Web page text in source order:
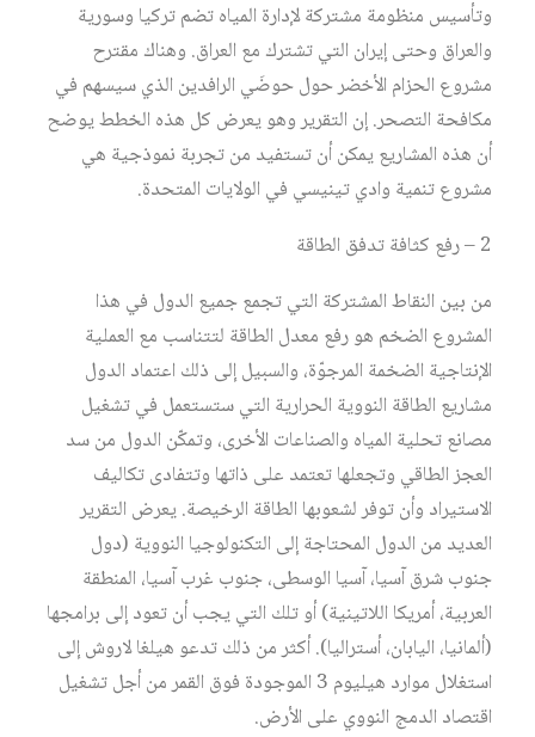
وتأسيس منظومة مشتركة لإدارة المياه تضم تركيا وسورية
والعراق وحتى إيران التي تشترك مع العراق. وهناك مقترح
مشروع الحزام الأخضر حول حوضَي الرافدين الذي سيسهم في
مكافحة التصحر. إن التقرير وهو يعرض كل هذه الخطط يوضح
أن هذه المشاريع يمكن أن تستفيد من تجربة نموذجية هي
مشروع تنمية وادي تينيسي في الولايات المتحدة.
2 – رفع كثافة تدفق الطاقة
من بين النقاط المشتركة التي تجمع جميع الدول في هذا
المشروع الضخم هو رفع معدل الطاقة لتتناسب مع العملية
الإنتاجية الضخمة المرجوّة، والسبيل إلى ذلك اعتماد الدول
مشاريع الطاقة النووية الحرارية التي ستستعمل في تشغيل
مصانع تحلية المياه والصناعات الأخرى، وتمكّن الدول من سد
العجز الطاقي وتجعلها تعتمد على ذاتها وتتفادى تكاليف
الاستيراد وأن توفر لشعوبها الطاقة الرخيصة. يعرض التقرير
العديد من الدول المحتاجة إلى التكنولوجيا النووية (دول
جنوب شرق آسيا، آسيا الوسطى، جنوب غرب آسيا، المنطقة
العربية، أمريكا اللاتينية) أو تلك التي يجب أن تعود إلى برامجها
(ألمانيا، اليابان، أستراليا). أكثر من ذلك تدعو هيلغا لاروش إلى
استغلال موارد هيليوم 3 الموجودة فوق القمر من أجل تشغيل
اقتصاد الدمج النووي على الأرض.